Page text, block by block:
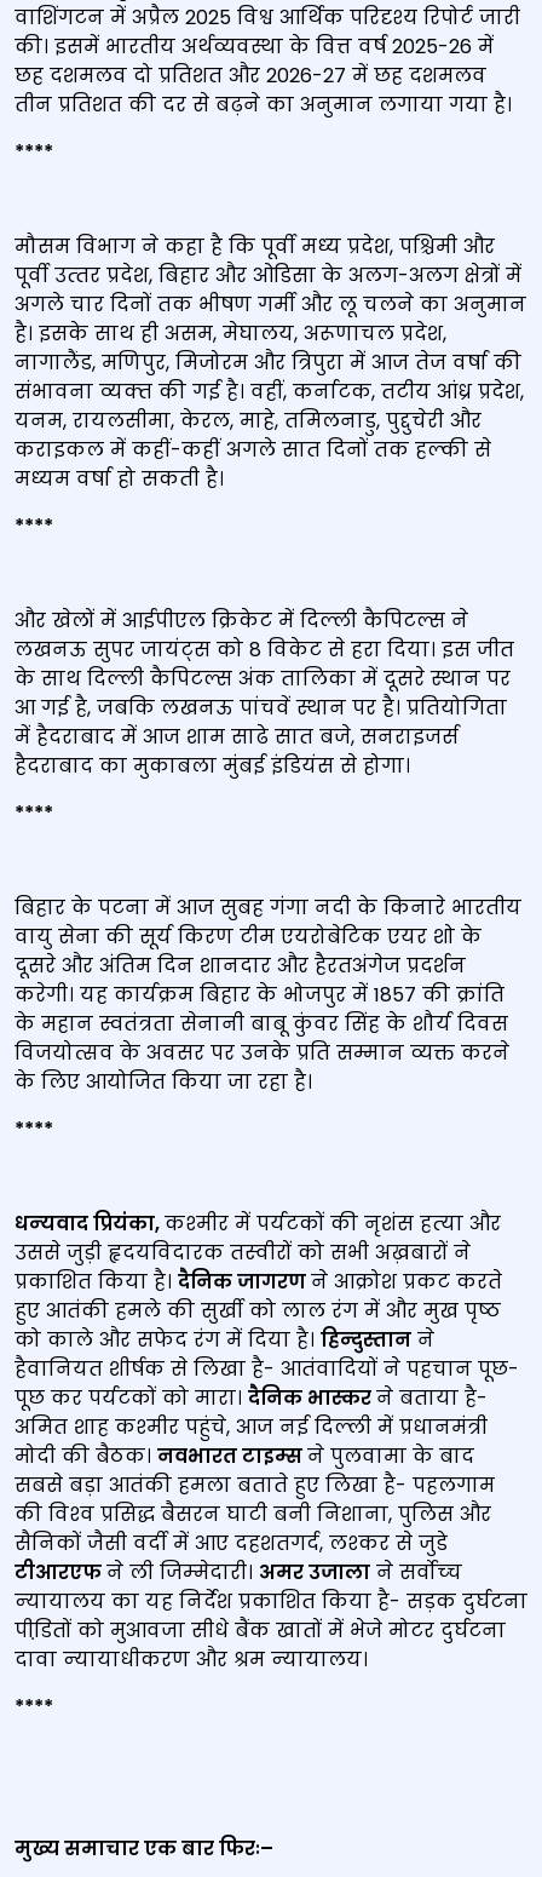
वाशिंगटन में अप्रैल 2025 विश्व आर्थिक परिदृश्य रिपोर्ट जारी
की। इसमें भारतीय अर्थव्यवस्था के वित्त वर्ष 2025-26 में
छह दशमलव दो प्रतिशत और 2026-27 में छह दशमलव
तीन प्रतिशत की दर से बढ़ने का अनुमान लगाया गया है।
****
मौसम विभाग ने कहा है कि पूर्वी मध्‍य प्रदेश, पश्चिमी और
पूर्वी उत्‍तर प्रदेश, बिहार और ओडिसा के अलग-अलग क्षेत्रों में
अगले चार दिनों तक भीषण गर्मी और लू चलने का अनुमान
है। इसके साथ ही असम, मेघालय, अरूणाचल प्रदेश,
नागालैंड, मणिपुर, मिजोरम और त्रिपुरा में आज तेज वर्षा की
संभावना व्‍यक्‍त की गई है। वहीं, कर्नाटक, तटीय आंध्र प्रदेश,
यनम, रायलसीमा, केरल, माहे, तमिलनाडु, पुद्दुचेरी और
कराइकल में कहीं-कहीं अगले सात दिनों तक हल्‍की से
मध्‍यम वर्षा हो सकती है।
****
और खेलों में आईपीएल क्रिकेट में दिल्ली कैपिटल्स ने
लखनऊ सुपर जायंट्स को 8 विकेट से हरा दिया। इस जीत
के साथ दिल्ली कैपिटल्स अंक तालिका में दूसरे स्थान पर
आ गई है, जबकि लखनऊ पांचवें स्थान पर है। प्रतियोगिता
में हैदराबाद में आज शाम साढे सात बजे, सनराइजर्स
हैदराबाद का मुकाबला मुंबई इंडियंस से होगा।
****
बिहार के पटना में आज सुबह गंगा नदी के किनारे भारतीय
वायु सेना की सूर्य किरण टीम एयरोबेटिक एयर शो के
दूसरे और अंतिम दिन शानदार और हैरतअंगेज प्रदर्शन
करेगी। यह कार्यक्रम बिहार के भोजपुर में 1857 की क्रांति
के महान स्वतंत्रता सेनानी बाबू कुंवर सिंह के शौर्य दिवस
विजयोत्सव के अवसर पर उनके प्रति सम्मान व्यक्त करने
के लिए आयोजित किया जा रहा है।
****
धन्‍यवाद प्रियंका,कश्‍मीर में पर्यटकों की नृशंस हत्‍या और
उससे जुड़ी हृदयविदारक तस्‍वीरों को सभी अख़बारों ने
प्रकाशित किया है। दैनिक जागरणने आक्रोश प्रकट करते
हुए आतंकी हमले की सुर्खी को लाल रंग में और मुख पृष्‍ठ
को काले और सफेद रंग में दिया है। हिन्‍दुस्‍तान ने
हैवानियत शीर्षक से लिखा है- आतंवादियों ने पहचान पूछ-
पूछ कर पर्यटकों को मारा। दैनिक भास्‍करने बताया है-
अमित शाह कश्‍मीर पहुंचे, आज नई दिल्‍ली में प्रधानमंत्री
मोदी की बैठक। नवभारत टाइम्‍सने पुलवामा के बाद
सबसे बड़ा आतंकी हमला बताते हुए लिखा है- पहलगाम
की विश्‍व प्रसिद्ध बैसरन घाटी बनी निशाना, पुलिस और
सैनिकों जैसी वर्दी में आए दहशतगर्द, लश्‍कर से जुडे
टीआरएफने ली जिम्‍मेदारी। अमर उजाला ने सर्वोच्‍च
न्‍यायालय का यह निर्देश प्रकाशित किया है- सड़क दुर्घटना
पीडि़तों को मुआवजा सीधे बैंक खातों में भेजे मोटर दुर्घटना
दावा न्‍यायाधीकरण और श्रम न्‍यायालय।
****
मुख्य समाचार एक बार फिरः–